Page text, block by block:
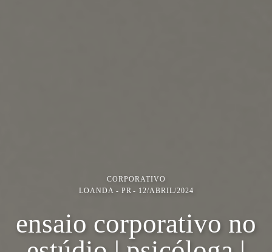
CORPORATIVO
LOANDA - PR
12/ABRIL/2024
ensaio corporativo no